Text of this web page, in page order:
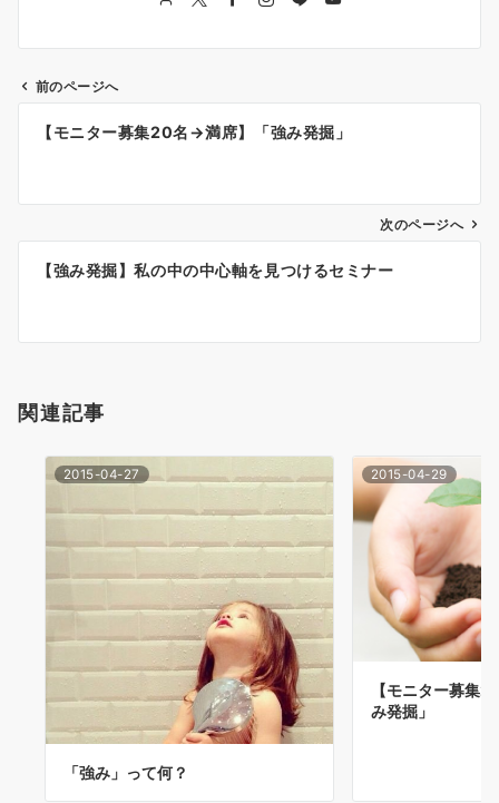
シ
ン
前のページへ
【モニター募集20名→満席】「強み発掘」
次のページへ
【強み発掘】私の中の中心軸を見つけるセミナー
関連記事
2015-04-27
「強み」って何？
2015-04-29
【モニター募集
み発掘」